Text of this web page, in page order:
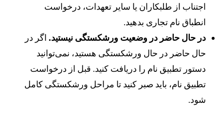
اجتناب از طلبکاران یا سایر تعهدات، درخواست
انطباق نام تجاری بدهید.
در حال حاضر در وضعیت ورشکستگی نیستید.اگر در
حال حاضر در حال ورشکستگی هستید، نمی‌توانید
دستور تطبیق نام را دریافت کنید. قبل از درخواست
تطبیق نام، باید صبر کنید تا مراحل ورشکستگی کامل
شود.